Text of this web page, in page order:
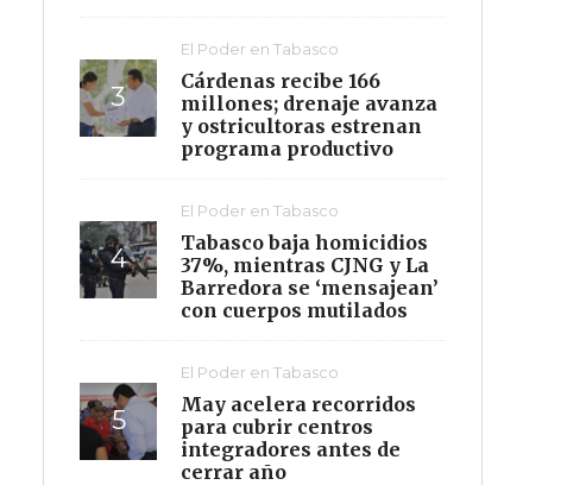
El Poder en Tabasco
Cárdenas recibe 166
millones; drenaje avanza
y ostricultoras estrenan
programa productivo
El Poder en Tabasco
Tabasco baja homicidios
37%, mientras CJNG y La
Barredora se ‘mensajean’
con cuerpos mutilados
El Poder en Tabasco
May acelera recorridos
para cubrir centros
integradores antes de
cerrar año